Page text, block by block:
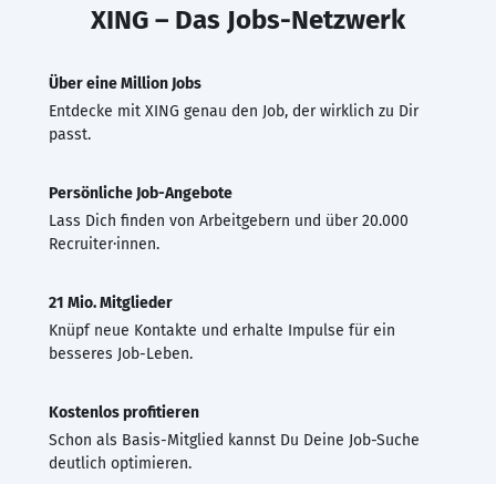
XING – Das Jobs-Netzwerk
Über eine Million Jobs
Entdecke mit XING genau den Job, der wirklich zu Dir
passt.
Persönliche Job-Angebote
Lass Dich finden von Arbeitgebern und über 20.000
Recruiter·innen.
21 Mio. Mitglieder
Knüpf neue Kontakte und erhalte Impulse für ein
besseres Job-Leben.
Kostenlos profitieren
Schon als Basis-Mitglied kannst Du Deine Job-Suche
deutlich optimieren.